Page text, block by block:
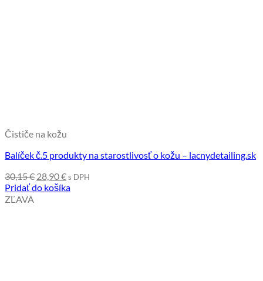
Čističe na kožu
Balíček č.5 produkty na starostlivosť o kožu – lacnydetailing.sk
30,15€ Pôvodná
cena
28,90€Aktuálna
cena
s DPH
Pridať do košíka
ZĽAVA